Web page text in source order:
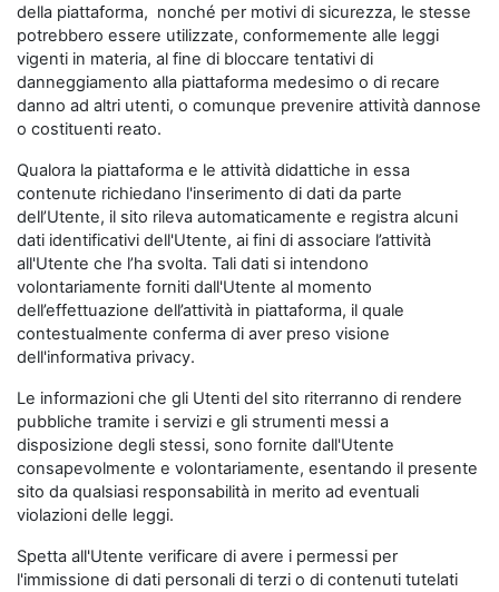
della piattaforma, nonché per motivi di sicurezza, le stesse
potrebbero essere utilizzate, conformemente alle leggi
vigenti in materia, al fine di bloccare tentativi di
danneggiamento alla piattaforma medesimo o di recare
danno ad altri utenti, o comunque prevenire attività dannose
o costituenti reato.
Qualora la piattaforma e le attività didattiche in essa
contenute richiedano l'inserimento di dati da parte
dell’Utente, il sito rileva automaticamente e registra alcuni
dati identificativi dell'Utente, ai fini di associare l’attività
all'Utente che l’ha svolta. Tali dati si intendono
volontariamente forniti dall'Utente al momento
dell’effettuazione dell’attività in piattaforma, il quale
contestualmente conferma di aver preso visione
dell'informativa privacy.
Le informazioni che gli Utenti del sito riterranno di rendere
pubbliche tramite i servizi e gli strumenti messi a
disposizione degli stessi, sono fornite dall'Utente
consapevolmente e volontariamente, esentando il presente
sito da qualsiasi responsabilità in merito ad eventuali
violazioni delle leggi.
Spetta all'Utente verificare di avere i permessi per
l'immissione di dati personali di terzi o di contenuti tutelati